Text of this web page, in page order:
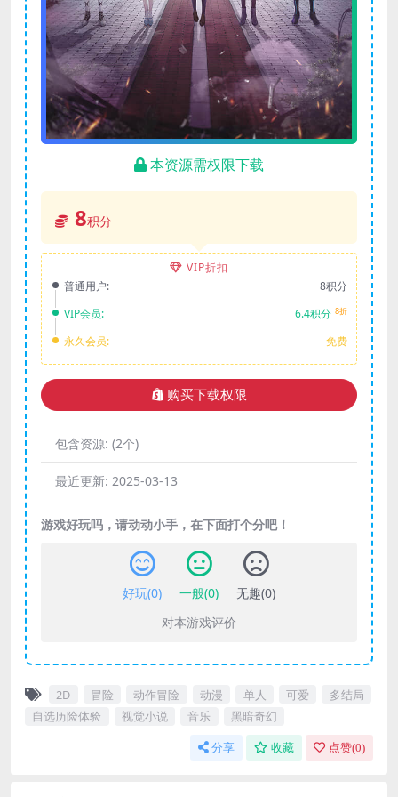
本资源需权限下载
8积分
VIP折扣
普通用户:
8积分
VIP会员:
6.4积分 8折
永久会员: 免费
购买下载权限
包含资源: (2个)
最近更新: 2025-03-13
游戏好玩吗，请动动小手，在下面打个分吧！
好玩(0) 一般(0) 无趣(0)
对本游戏评价
2D 冒险 动作冒险 动漫 单人 可爱
多结局
自选历险体验
视觉小说 音乐 黑暗奇幻
分享 收藏 点赞(0)